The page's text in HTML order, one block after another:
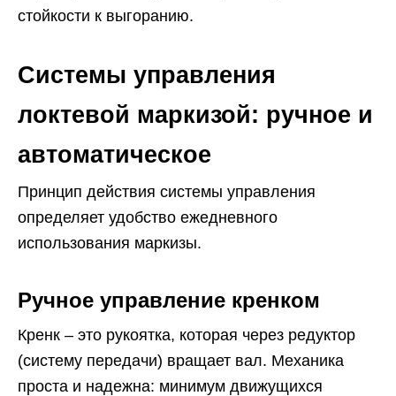
стойкости к выгоранию.
Системы управления
локтевой маркизой: ручное и
автоматическое
Принцип действия системы управления
определяет удобство ежедневного
использования маркизы.
Ручное управление кренком
Кренк – это рукоятка, которая через редуктор
(систему передачи) вращает вал. Механика
проста и надежна: минимум движущихся